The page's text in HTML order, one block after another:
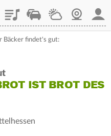
PlaylistStaupilotWetterWebcam
Bäcker findet's gut:
IST BROT DES